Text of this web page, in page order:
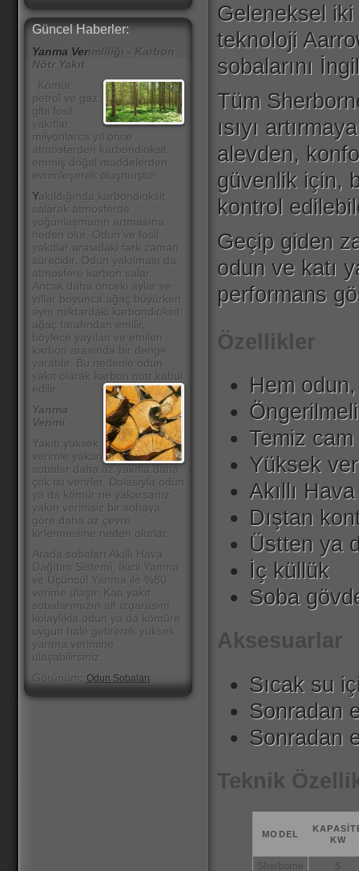
Güncel Haberler:
Yanma Verimliliği - Karbon
Nötr Yakıt
Kömür,
petrol ve gaz
gibi fosil
yakıtlar
milyonlarca yıl önce
atmosferden karbondioksit
emmiş doğal maddelerden
evrimleşerek oluşmuştur.
Yakıldığında karbondioksit
salarak atmosferde
yoğunlaşmanın artmasına
neden olur. Odun ve fosil
yakıtlar arasıdaki fark zaman
sürecidir. Odun yakılması da
atmosfere karbon salar.
Ancak daha önceki aylar ve
yıllar boyunca ağaç büyürken
aynı miktardaki karbondioksit
ağaç tarafından emilir,
böylece yayılan ve emilen
karbon arasında bir denge
yaratılır. Bu nedenle odun
yakıt olarak karbon nötr kabul
edilir.
Yanma
Verimi
Yakıtı yüksek
verimle yakan
sobalar daha az yakıtla daha
çok ısı verirler. Dolasıyla odun
ya da kömür ne yakarsanız
yakın verimsiz bir sobaya
göre daha az çevre
kirlenmesine neden olurlar.
Arada sobaları Akıllı Hava
Dağıtım Sistemi, İkicil Yanma
ve Üçüncül Yanma ile %80
verime ulaşır. Katı yakıt
sobalarımızın alt ızgarasını
kolaylıkla odun ya da kömüre
uygun hale getirerek yüksek
yarıma verimine
ulaşabilirsiniz.
Görünüm : Odun Sobaları
Geleneksel iki
teknoloji
sobalarını
Tüm
ısıyı
alevden,
güvenlik için,
kontrol
Geçip giden
odun ve katı
performans
Özellikler
Hem
Temiz
Yüksek
Akıllı
Dıştan
Üstten ya
İç küllük
Soba
Aksesuarlar
Sıcak su
Sonradan
Sonradan
Teknik
MODEL
KW
Sherborne
5